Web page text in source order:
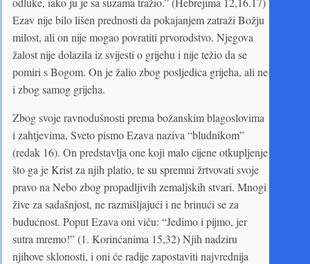
Ezav nije bilo lišen prednosti da pokajanjem zatraži Božju
milost, ali on nije mogao povratiti prvorodstvo. Njegova
žalost nije dolazila iz svijesti o grijehu i nije težio da se
pomiri s Bogom. On je žalio zbog posljedica grijeha, ali ne
i zbog samog grijeha.
Zbog svoje ravnodušnosti prema božanskim blagoslovima
i zahtjevima, Sveto pismo Ezava naziva “bludnikom”
(redak 16). On predstavlja one koji malo cijene otkupljenje
što ga je Krist za njih platio, te su spremni žrtvovati svoje
pravo na Nebo zbog propadljivih zemaljskih stvari. Mnogi
žive za sadašnjost, ne razmišljajući i ne brinući se za
budućnost. Poput Ezava oni viču: “Jedimo i pijmo, jer
sutra mremo!” (1. Korinćanima 15,32) Njih nadziru
njihove sklonosti, i oni će radije zapostaviti najvrednija